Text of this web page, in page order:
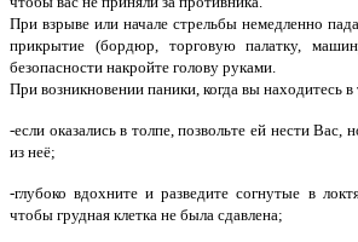
При взрыве или начале стрельбы немедленно
прикрытие (бордюр, торговую палатку,
безопасности накройте голову руками.
При возникновении паники, когда вы находитесь в
-если оказались в толпе, позвольте ей нести Вас,
из неё;
-глубоко вдохните и разведите согнутые в
чтобы грудная клетка не была сдавлена;